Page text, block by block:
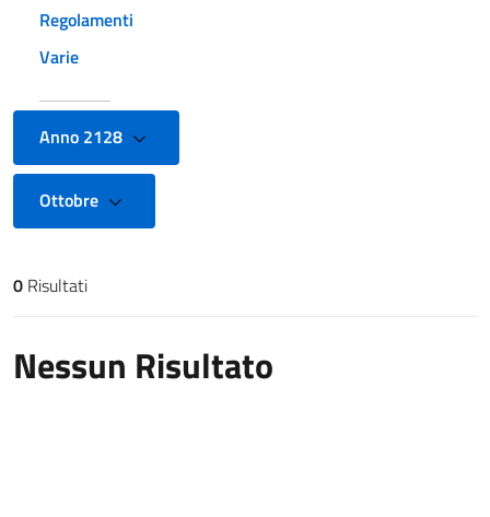
Regolamenti
Varie
Anno 2128
Ottobre
Risultati di ricerca
0 Risultati
Nessun Risultato